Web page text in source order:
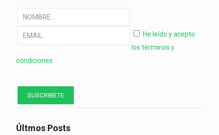
He leído y acepto
los términos y
condiciones
Últmos Posts